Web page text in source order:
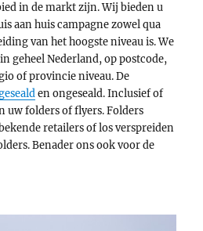
in de markt zijn. Wij bieden u
aan huis campagne zowel qua
van het hoogste niveau is. We
geheel Nederland, op postcode,
of provincie niveau. De
en ongeseald. Inclusief of
uw folders of flyers. Folders
retailers of los verspreiden
Benader ons ook voor de